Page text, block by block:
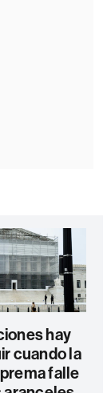
hay
cuando la
falle